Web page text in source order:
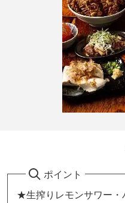
ポイント
★生搾りレモンサワー・